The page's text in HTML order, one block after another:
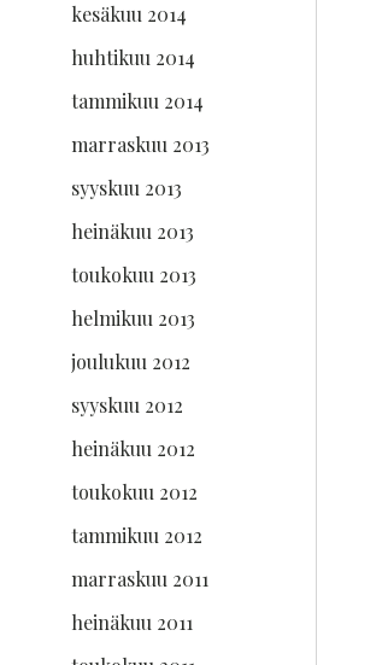
kesäkuu 2014
huhtikuu 2014
tammikuu 2014
marraskuu 2013
syyskuu 2013
heinäkuu 2013
toukokuu 2013
helmikuu 2013
joulukuu 2012
syyskuu 2012
heinäkuu 2012
toukokuu 2012
tammikuu 2012
marraskuu 2011
heinäkuu 2011